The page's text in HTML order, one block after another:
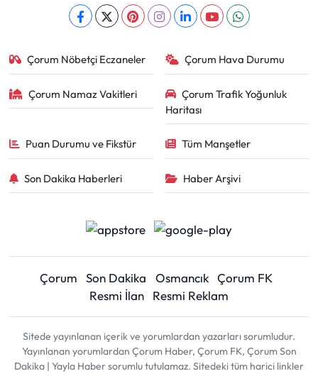
Çorum Nöbetçi Eczaneler Çorum Hava Durumu
Çorum Namaz Vakitleri
Çorum Trafik Yoğunluk
Haritası
Puan Durumu ve Fikstür Tüm Manşetler
Son Dakika Haberleri Haber Arşivi
Çorum Son Dakika Osmancık Çorum FK
Resmi İlan
Resmi Reklam
Sitede yayınlanan içerik ve yorumlardan yazarları sorumludur.
Yayınlanan yorumlardan Çorum Haber, Çorum FK, Çorum Son
Dakika | Yayla Haber sorumlu tutulamaz. Sitedeki tüm harici linkler